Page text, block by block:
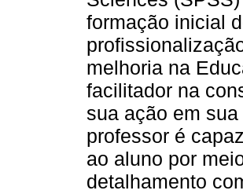
formação inicial
melhoria na
facilitador na
sua ação em
professor é
ao aluno por
detalhamento